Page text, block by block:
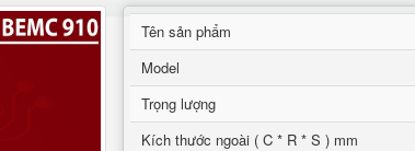
Tên sản phẩm
Model
Trọng lượng
Kích thước ngoài ( C * R * S ) mm